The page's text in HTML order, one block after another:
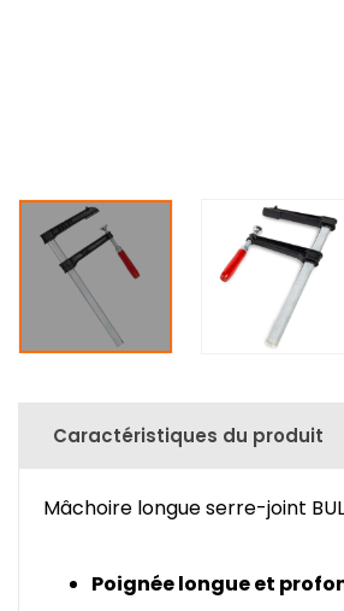
Caractéristiques du produit
Mâchoire longue serre-joint
Poignée longue et